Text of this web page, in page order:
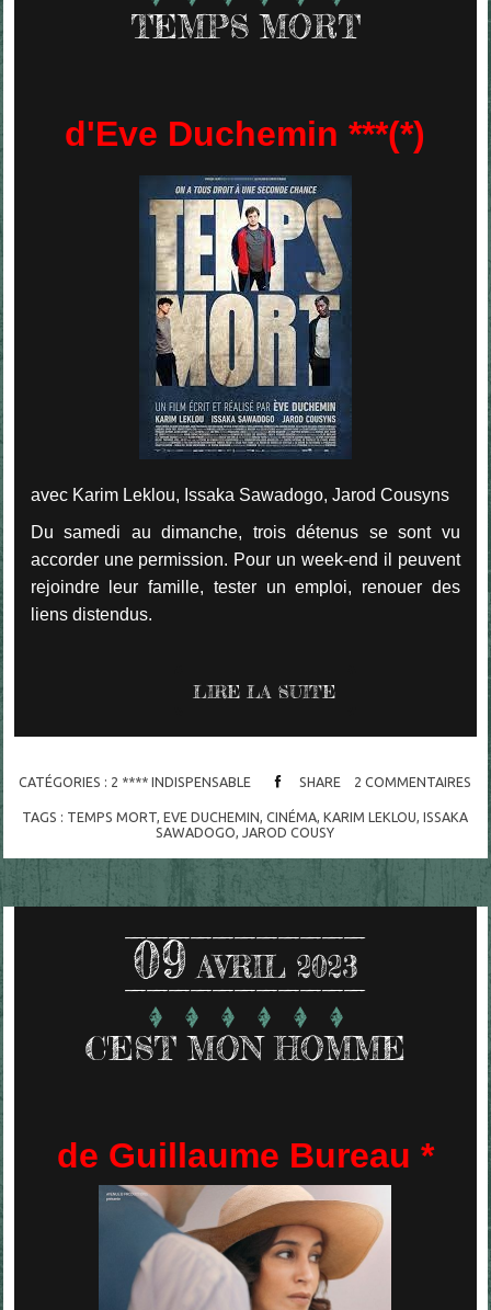
TEMPS MORT
d'Eve Duchemin ***(*)
avec Karim Leklou, Issaka Sawadogo, Jarod Cousyns
Du samedi au dimanche, trois détenus se sont vu
accorder une permission. Pour un week-end il peuvent
rejoindre leur famille, tester un emploi, renouer des
liens distendus.
LIRE LA SUITE
CATÉGORIES : 2 **** INDISPENSABLE SHARE 2 COMMENTAIRES
TAGS : TEMPS MORT,EVE DUCHEMIN,CINÉMA,KARIM LEKLOU,ISSAKA
SAWADOGO,JAROD COUSY
09 AVRIL 2023
C'EST MON HOMME
de Guillaume Bureau *